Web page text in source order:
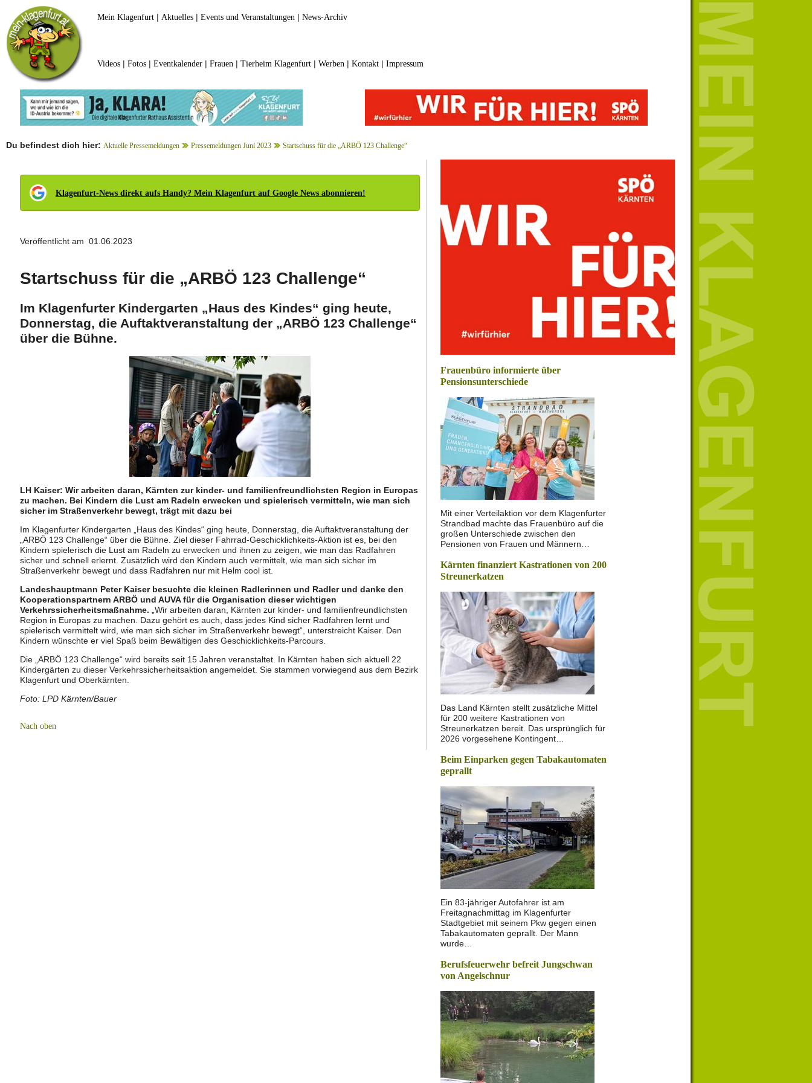
Mein Klagenfurt| Aktuelles| Events und Veranstaltungen | News-Archiv
Videos| Fotos| Eventkalender| Frauen | Tierheim Klagenfurt| Werben | Kontakt| Impressum
Du befindest dich hier: Aktuelle Pressemeldungen Pressemeldungen Juni 2023 Startschuss für die „ARBÖ 123 Challenge“
Klagenfurt-News direkt aufs Handy? Mein Klagenfurt auf Google News abonnieren!
Veröffentlicht am 01.06.2023
Startschuss für die „ARBÖ 123 Challenge“
Im Klagenfurter Kindergarten „Haus des Kindes“ ging heute,
Donnerstag, die Auftaktveranstaltung der „ARBÖ 123 Challenge“
über die Bühne.
LH Kaiser: Wir arbeiten daran, Kärnten zur kinder- und familienfreundlichsten Region in Europas
zu machen. Bei Kindern die Lust am Radeln erwecken und spielerisch vermitteln, wie man sich
sicher im Straßenverkehr bewegt, trägt mit dazu bei
Im Klagenfurter Kindergarten „Haus des Kindes“ ging heute, Donnerstag, die Auftaktveranstaltung der
„ARBÖ 123 Challenge“ über die Bühne. Ziel dieser Fahrrad-Geschicklichkeits-Aktion ist es, bei den
Kindern spielerisch die Lust am Radeln zu erwecken und ihnen zu zeigen, wie man das Radfahren
sicher und schnell erlernt. Zusätzlich wird den Kindern auch vermittelt, wie man sich sicher im
Straßenverkehr bewegt und dass Radfahren nur mit Helm cool ist.
Landeshauptmann Peter Kaiser besuchte die kleinen Radlerinnen und Radler und danke den
Kooperationspartnern ARBÖ und AUVA für die Organisation dieser wichtigen
Verkehrssicherheitsmaßnahme. „Wir arbeiten daran, Kärnten zur kinder- und familienfreundlichsten
Region in Europas zu machen. Dazu gehört es auch, dass jedes Kind sicher Radfahren lernt und
spielerisch vermittelt wird, wie man sich sicher im Straßenverkehr bewegt“, unterstreicht Kaiser. Den
Kindern wünschte er viel Spaß beim Bewältigen des Geschicklichkeits-Parcours.
Die „ARBÖ 123 Challenge“ wird bereits seit 15 Jahren veranstaltet. In Kärnten haben sich aktuell 22
Kindergärten zu dieser Verkehrssicherheitsaktion angemeldet. Sie stammen vorwiegend aus dem Bezirk
Klagenfurt und Oberkärnten.
Foto: LPD Kärnten/Bauer
Nach oben
Frauenbüro informierte über
Pensionsunterschiede
Mit einer Verteilaktion vor dem Klagenfurter
Strandbad machte das Frauenbüro auf die
großen Unterschiede zwischen den
Pensionen von Frauen und Männern…
Kärnten finanziert Kastrationen von 200
Streunerkatzen
Das Land Kärnten stellt zusätzliche Mittel
für 200 weitere Kastrationen von
Streunerkatzen bereit. Das ursprünglich für
2026 vorgesehene Kontingent…
Beim Einparken gegen Tabakautomaten
geprallt
Ein 83-jähriger Autofahrer ist am
Freitagnachmittag im Klagenfurter
Stadtgebiet mit seinem Pkw gegen einen
Tabakautomaten geprallt. Der Mann
wurde…
Berufsfeuerwehr befreit Jungschwan
von Angelschnur